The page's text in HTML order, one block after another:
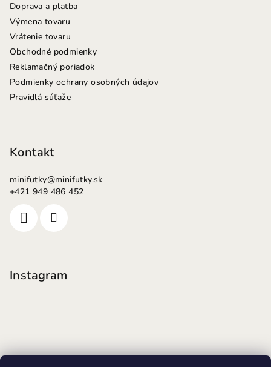
Doprava a platba
Výmena tovaru
Vrátenie tovaru
Obchodné podmienky
Reklamačný poriadok
Podmienky ochrany osobných údajov
Pravidlá súťaže
Kontakt
minifutky@minifutky.sk
+421 949 486 452
Instagram